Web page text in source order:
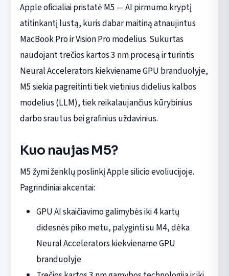
Apple oficialiai pristatė M5 — AI pirmumo kryptį
atitinkantį lustą, kuris dabar maitiną atnaujintus
MacBook Pro ir Vision Pro modelius. Sukurtas
naudojant trečios kartos 3 nm procesą ir turintis
Neural Accelerators kiekviename GPU branduolyje,
M5 siekia pagreitinti tiek vietinius didelius kalbos
modelius (LLM), tiek reikalaujančius kūrybinius
darbo srautus bei grafinius uždavinius.
Kuo naujas M5?
M5 žymi ženklų poslinkį Apple silicio evoliucijoje.
Pagrindiniai akcentai:
GPU AI skaičiavimo galimybės iki 4 kartų
didesnės piko metu, palyginti su M4, dėka
Neural Accelerators kiekviename GPU
branduolyje